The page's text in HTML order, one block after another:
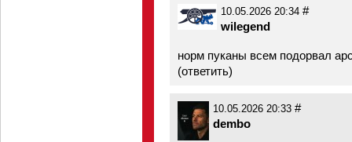
10.05.2026 20:34 #
wilegend
норм пуканы всем подорвал
(ответить)
10.05.2026 20:33 #
dembo